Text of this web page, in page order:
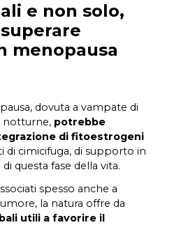
e non solo,
menopausa
dovuta a vampate di
notturne, potrebbe
di fitoestrogeni
di cimicifuga, di supporto in
questa fase della vita.
spesso anche a
la natura offre da
utili a favorire il